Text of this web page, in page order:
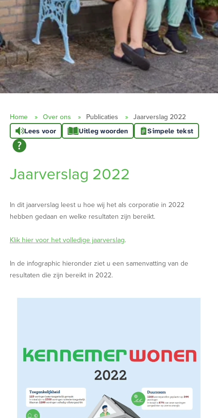
Home Over ons Publicaties Jaarverslag 2022
Lees voor Uitleg woorden Simpele tekst
Jaarverslag 2022
In dit jaarverslag leest u hoe wij het als corporatie in 2022
hebben gedaan en welke resultaten zijn bereikt.
Klik hier voor het volledige jaarverslag.
In de infographic hieronder ziet u een samenvatting van de
resultaten die zijn bereikt in 2022.